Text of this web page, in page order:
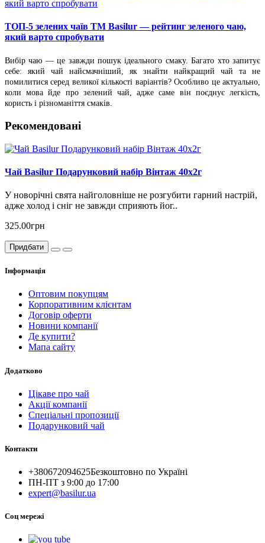
ТОП-5 зелених чаїв ТМ Basilur — рейтинг зеленого чаю,
який варто спробувати
Вибір чаю — це завжди пошук ідеального смаку. Багато хто запитує
себе: який чай найсмачніший, як знайти найкращий чай та не
помилитися серед великої кількості варіантів? Особливо це актуально,
коли мова йде про зелений чай, адже саме він поєднує легкість,
користь і різноманіття смаків.
Рекомендовані
Чай Basilur Подарунковий набір Вінтаж 40х2г
У новорічні свята найголовніше не розгубити гарний настрій,
адже холод і сніг не завжди сприяють йог..
325.00грн
Придбати
Інформація
Оптовим покупцям
Корпоративним клієнтам
Договір оферти
Новини компанії
Де купити?
Мапа сайту
Додатково
Цікаве про чай
Акції компанії
Спеціальні пропозиції
Подарунковий чай
Контакти
+380672094625Безкоштовно по Україні
ПН-ПТ з 9:00 до 17:00
expert@basilur.ua
Cоц мережі